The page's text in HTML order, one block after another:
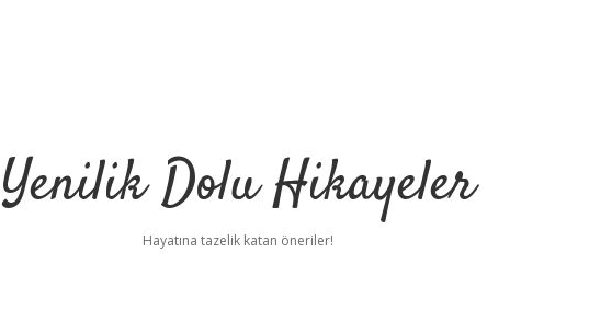
Yenilik Dolu Hikayeler
Hayatına tazelik katan öneriler!